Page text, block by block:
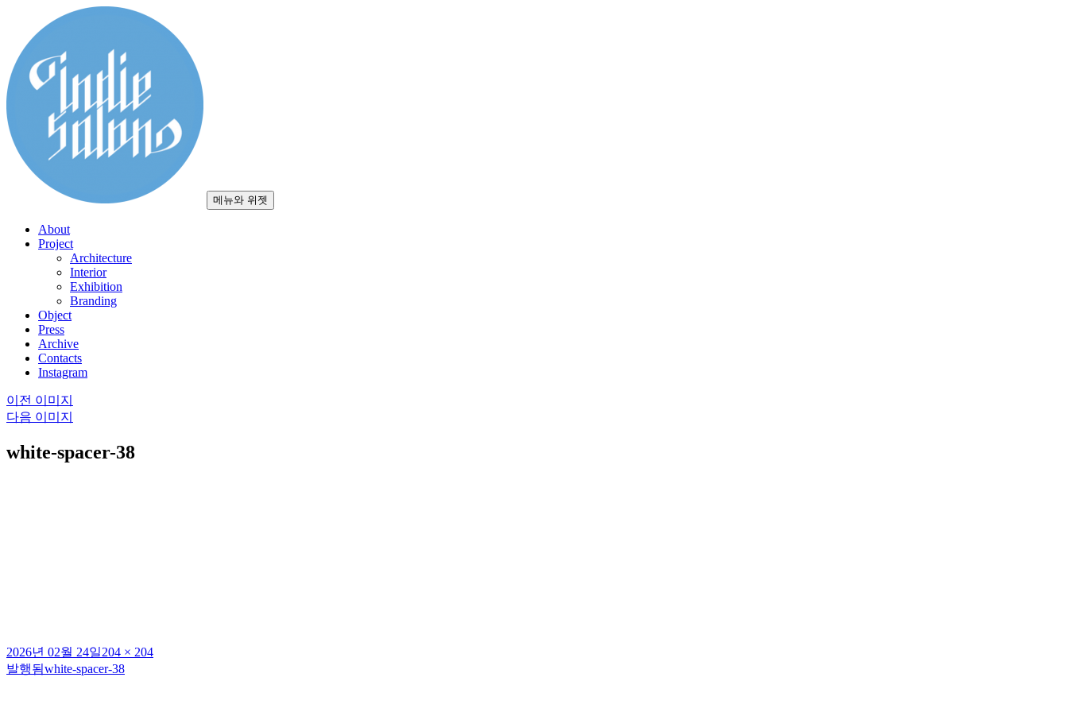
로
건
너
뛰
기
메뉴와 위젯
About
Project
Architecture
Interior
Exhibition
Branding
Object
Press
Archive
Contacts
Instagram
이전 이미지
다음 이미지
white-spacer-38
작
성
2026년 02월 24일전
체
204 × 204
글
발행됨white-spacer-38